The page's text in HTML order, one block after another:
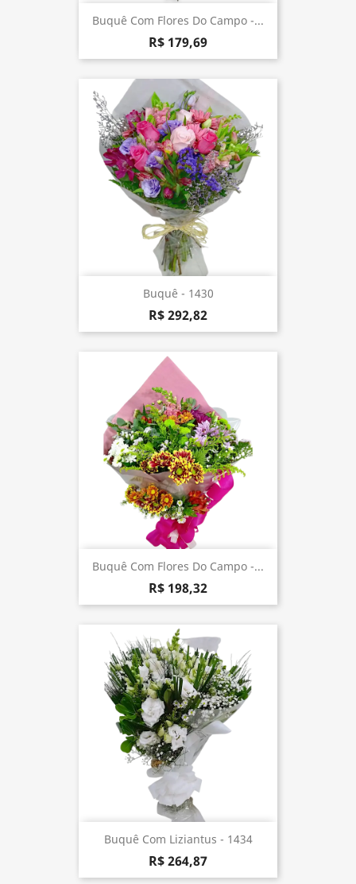
Buquê Com Flores Do Campo -...
R$ 179,69
Buquê - 1430
R$ 292,82
Buquê Com Flores Do Campo -...
R$ 198,32
Buquê Com Liziantus - 1434
R$ 264,87